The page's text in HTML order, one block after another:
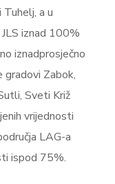
Tuhelj, a u
iznad 100%
iznadprosječno
gradovi Zabok,
Sveti Križ
vrijednosti
LAG-a
ispod 75%.